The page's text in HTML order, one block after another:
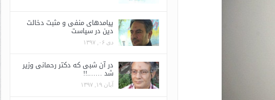
پیامدهای منفی و مثبت دخالت
دین در سیاست
دی ۰۶, ۱۳۹۷
در آن شبی که دکتر رحمانی وزیر
شد …….!!
آبان ۱۹, ۱۳۹۷